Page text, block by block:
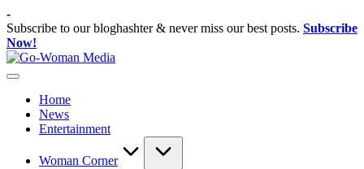
Skip
to
content
-
Subscribe to our bloghashter & never miss our best posts. Subscribe
Now!
Portal
Untuk
Wanita
Indonesia
Home
News
Entertainment
Woman Corner